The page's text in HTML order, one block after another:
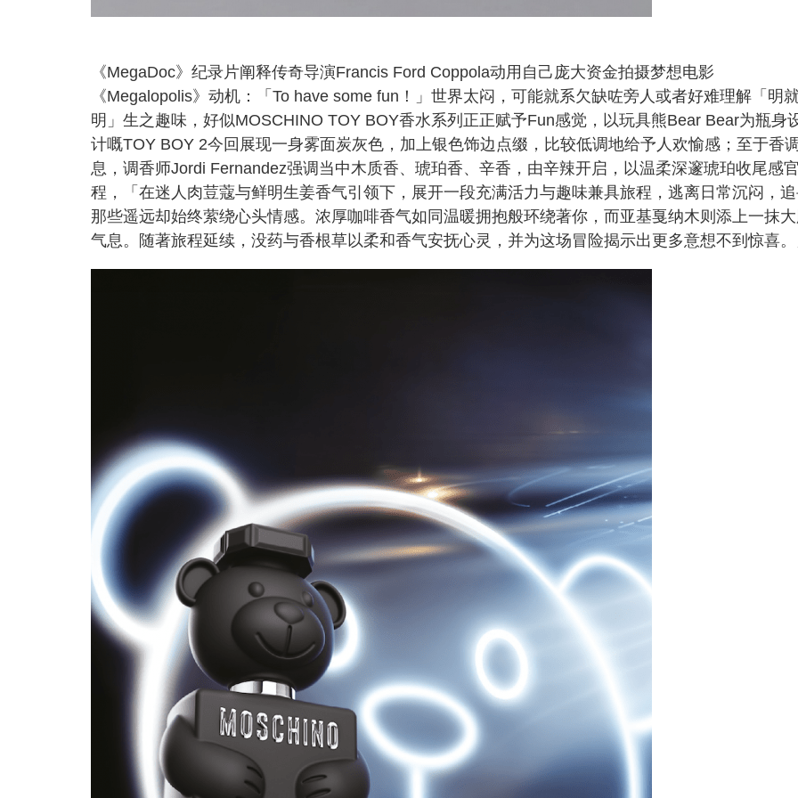
《MegaDoc》纪录片阐释传奇导演Francis Ford Coppola动用自己庞大资金拍摄梦想电影
《Megalopolis》动机：「To have some fun！」世界太闷，可能就系欠缺咗旁人或者好难理解「明
明」生之趣味，好似MOSCHINO TOY BOY香水系列正正赋予Fun感觉，以玩具熊Bear Bear为瓶身
计嘅TOY BOY 2今回展现一身雾面炭灰色，加上银色饰边点缀，比较低调地给予人欢愉感；至于香
息，调香师Jordi Fernandez强调当中木质香、琥珀香、辛香，由辛辣开启，以温柔深邃琥珀收尾感
程，「在迷人肉荳蔻与鲜明生姜香气引领下，展开一段充满活力与趣味兼具旅程，逃离日常沉闷，
那些遥远却始终萦绕心头情感。浓厚咖啡香气如同温暖拥抱般环绕著你，而亚基戛纳木则添上一抹
气息。随著旅程延续，没药与香根草以柔和香气安抚心灵，并为这场冒险揭示出更多意想不到惊喜。